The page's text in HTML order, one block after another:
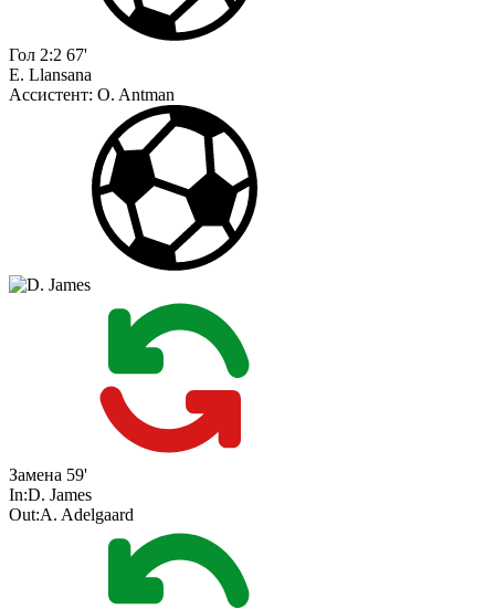
Гол 2:2 67'
E. Llansana
Ассистент: O. Antman
Замена 59'
In:D. James
Out:A. Adelgaard